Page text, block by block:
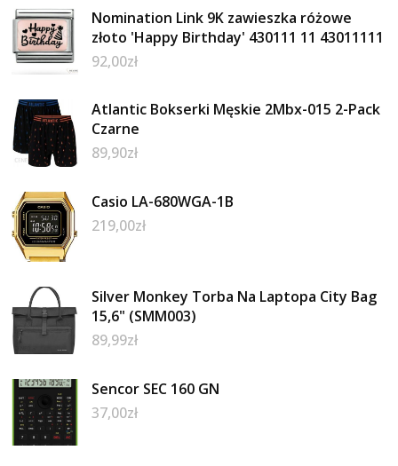
Nomination Link 9K zawieszka różowe
złoto 'Happy Birthday' 430111 11 43011111
92,00zł
Atlantic Bokserki Męskie 2Mbx-015 2-Pack
Czarne
89,90zł
Casio LA-680WGA-1B
219,00zł
Silver Monkey Torba Na Laptopa City Bag
15,6" (SMM003)
89,99zł
Sencor SEC 160 GN
37,00zł